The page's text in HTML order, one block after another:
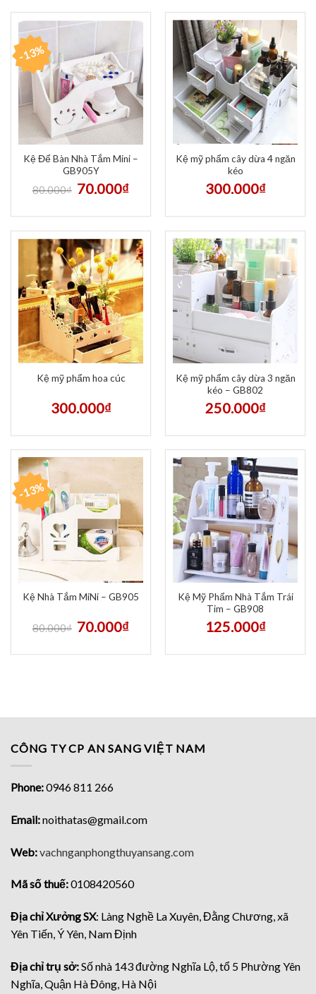
-13%
Kệ Để Bàn Nhà Tắm Mini –
GB905Y
80.000₫ 70.000₫
Kệ mỹ phẩm cây dừa 4 ngăn
kéo
300.000₫
Kệ mỹ phẩm hoa cúc
300.000₫
Kệ mỹ phẩm cây dừa 3 ngăn
kéo – GB802
250.000₫
-13%
Kệ Nhà Tắm MiNi – GB905
80.000₫ 70.000₫
Kệ Mỹ Phẩm Nhà Tắm Trái
Tim – GB908
125.000₫
CÔNG TY CP AN SANG VIỆT NAM
Phone:0946 811 266
Email:noithatas@gmail.com
Web:vachnganphongthuyansang.com
Mã số thuế:0108420560
Địa chỉ Xưởng SX: Làng Nghề La Xuyên, Đằng Chương, xã
Yên Tiến, Ý Yên, Nam Định
Địa chỉ trụ sở:Số nhà 143 đường Nghĩa Lộ, tổ 5 Phường Yên
Nghĩa, Quận Hà Đông, Hà Nội